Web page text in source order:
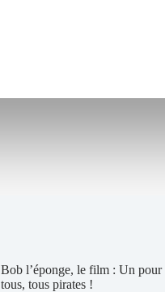
Bob l’éponge, le film : Un pour
tous, tous pirates !